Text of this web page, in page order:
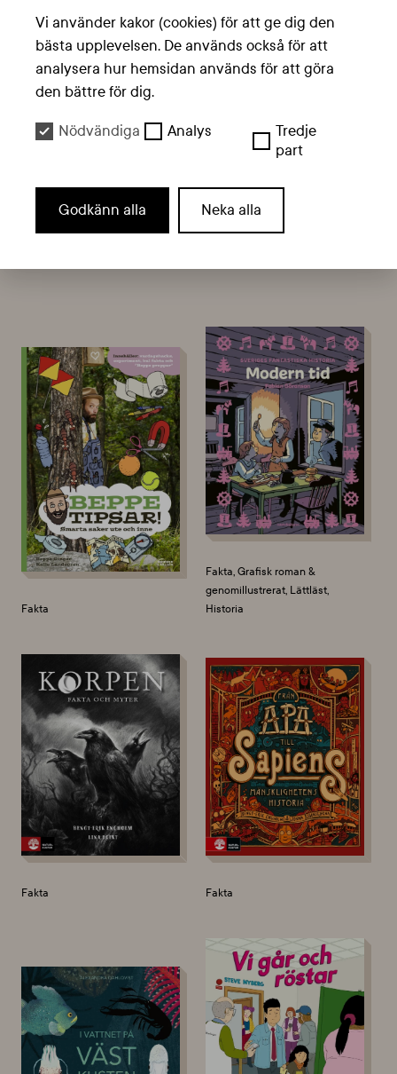
sägen som har berättats om dem.
Här finns en lärarhandledningtill boken.
Liknande böcker
Fakta
Fakta, Grafisk roman &
genomillustrerat, Lättläst,
Historia
Fakta Fakta
Vi använder kakor (cookies) för att ge dig den
bästa upplevelsen. De används också för att
analysera hur hemsidan används för att göra
den bättre för dig.
Nödvändiga Analys
Tredje
part
Godkänn alla Neka alla